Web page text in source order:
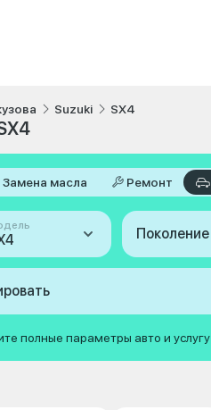
Suzuki SX4
Замена масла Ремонт
Поколение
полные параметры авто и услугу